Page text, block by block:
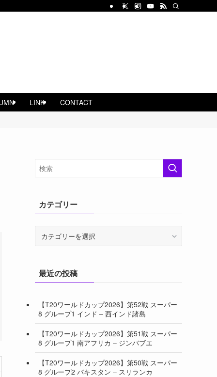
LINK CONTACT
カテゴリー
ー
最近の投稿
【T20ワールドカップ2026】第52戦 スーパー
8 グループ1 インド – 西インド諸島
【T20ワールドカップ2026】第51戦 スーパー
8 グループ1 南アフリカ – ジンバブエ
【T20ワールドカップ2026】第50戦 スーパー
8 グループ2 パキスタン – スリランカ